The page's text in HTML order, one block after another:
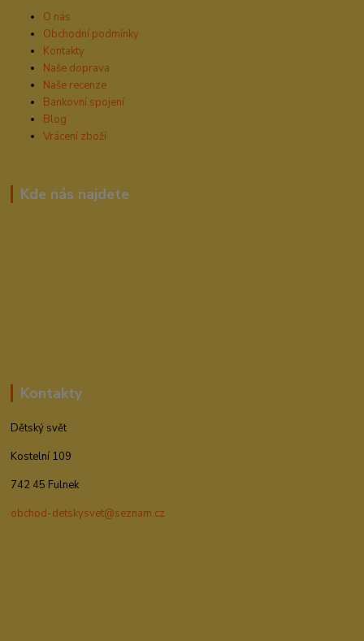
O nás
Obchodní podmínky
Kontakty
Naše doprava
Naše recenze
Bankovní spojení
Blog
Vrácení zboží
Kde nás najdete
Kontakty
Dětský svět
Kostelní 109
742 45 Fulnek
obchod-detskysvet@seznam.cz